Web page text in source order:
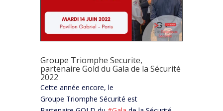
Groupe Triomphe Securite,
partenaire Gold du Gala de la Sécurité
2022
Cette année encore, le
Groupe Triomphe Sécurité est